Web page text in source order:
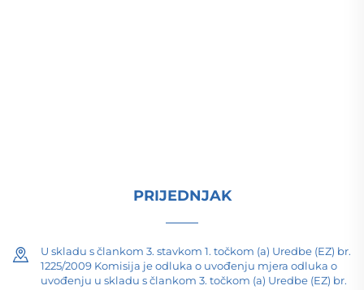
PRIJEDNJAK
U skladu s člankom 3. stavkom 1. točkom (a) Uredbe (EZ) br.
1225/2009 Komisija je odluka o uvođenju mjera odluka o
uvođenju u skladu s člankom 3. točkom (a) Uredbe (EZ) br.